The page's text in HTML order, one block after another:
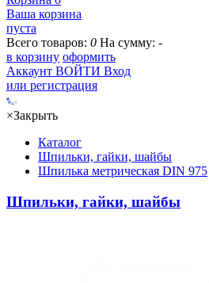
Ваша корзина
пуста
Всего товаров: 0 На сумму: -
в корзину оформить
Аккаунт ВОЙТИ Вход
или регистрация
×Закрыть
Каталог
Шпильки, гайки, шайбы
Шпилька метрическая DIN 975
Шпильки, гайки, шайбы